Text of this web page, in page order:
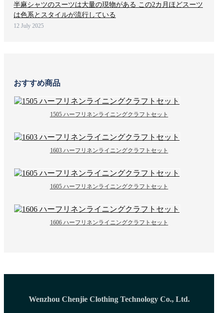
半麻シャツのスーツは大量の現物がある この2カ月ほどスーツ
は色系とスタイルが流行している
12 July 2025
おすすめ商品
1505 ハーフリネンライニングクラフトセット
1603 ハーフリネンライニングクラフトセット
1605 ハーフリネンライニングクラフトセット
1606 ハーフリネンライニングクラフトセット
Wenzhou Chenjie Clothing Technology Co., Ltd.